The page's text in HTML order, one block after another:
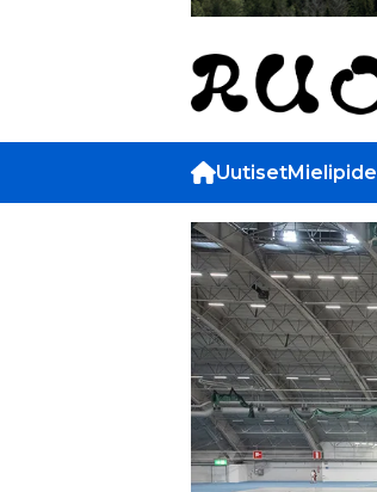
UutisetMielipide